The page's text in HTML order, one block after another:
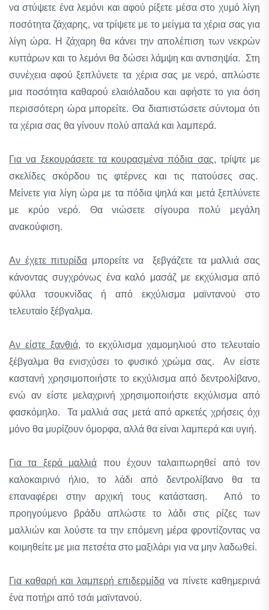
να στύψετε ένα λεμόνι και αφού ρίξετε μέσα στο χυμό λίγη
ποσότητα ζάχαρης, να τρίψετε με το μείγμα τα χέρια σας για
λίγη ώρα. Η ζάχαρη θα κάνει την απολέπιση των νεκρών
κυττάρων και το λεμόνι θα δώσει λάμψη και αντισηψία. Στη
συνέχεια αφού ξεπλύνετε τα χέρια σας με νερό, απλώστε
μια ποσότητα καθαρού ελαιόλαδου και αφήστε το για όση
περισσότερη ώρα μπορείτε. Θα διαπιστώσετε σύντομα ότι
τα χέρια σας θα γίνουν πολύ απαλά και λαμπερά.
Για να ξεκουράσετε τα κουρασμένα πόδια σας, τρίψτε με
σκελίδες σκόρδου τις φτέρνες και τις πατούσες σας.
Μείνετε για λίγη ώρα με τα πόδια ψηλά και μετά ξεπλύνετε
με κρύο νερό. Θα νιώσετε σίγουρα πολύ μεγάλη
ανακούφιση.
Αν έχετε πιτυρίδα μπορείτε να ξεβγάζετε τα μαλλιά σας
κάνοντας συγχρόνως ένα καλό μασάζ με εκχύλισμα από
φύλλα τσουκνίδας ή από εκχύλισμα μαϊντανού στο
τελευταίο ξέβγαλμα.
Αν είστε ξανθιά, το εκχύλισμα χαμομηλιού στο τελευταίο
ξέβγαλμα θα ενισχύσει το φυσικό χρώμα σας. Αν είστε
καστανή χρησιμοποιήστε το εκχύλισμα από δεντρολίβανο,
ενώ αν είστε μελαχρινή χρησιμοποιήστε εκχύλισμα από
φασκόμηλο. Τα μαλλιά σας μετά από αρκετές χρήσεις όχι
μόνο θα μυρίζουν όμορφα, αλλά θα είναι λαμπερά και υγιή.
Για τα ξερά μαλλιά που έχουν ταλαιπωρηθεί από τον
καλοκαιρινό ήλιο, το λάδι από δεντρολίβανο θα τα
επαναφέρει στην αρχική τους κατάσταση. Από το
προηγούμενο βράδυ απλώστε το λάδι στις ρίζες των
μαλλιών και λούστε τα την επόμενη μέρα φροντίζοντας να
κοιμηθείτε με μια πετσέτα στο μαξιλάρι για να μην λαδωθεί.
Για καθαρή και λαμπερή επιδερμίδα να πίνετε καθημερινά
ένα ποτήρι από τσάι μαϊντανού.